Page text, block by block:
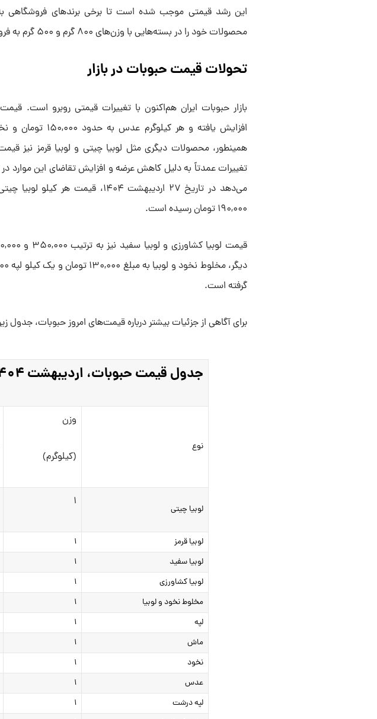
این رشد قیمتی موجب شده است تا برخی برندهای فروشگاهی
محصولات خود را در بسته‌هایی با وزن‌های ۸۰۰ گرم و ۵۰۰ گرم به فروش برسانند. / مهر
تحولات قیمت حبوبات در بازار
بازار حبوبات ایران هم‌اکنون با تغییرات قیمتی روبرو است.
همینطور، محصولات دیگری مثل لوبیا چیتی و لوبیا قرمز نیز
تغییرات عمدتاً به دلیل کاهش عرضه و افزایش تقاضای این موارد در
۱۹۰,۰۰۰ تومان رسیده است.
گرفته است.
برای آگاهی از جزئیات بیشتر درباره قیمت‌های امروز حبوبات، جدول
جدول قیمت حبوبات، اردیبهشت ۱۴۰۴
نوع
وزن
(کیلوگرم)
لوبیا چیتی
۱
لوبیا قرمز ۱
لوبیا سفید
۱
لوبیا کشاورزی
۱
مخلوط نخود و لوبیا
۱
لپه
۱
ماش
۱
نخود
۱
عدس
۱
لپه درشت
۱